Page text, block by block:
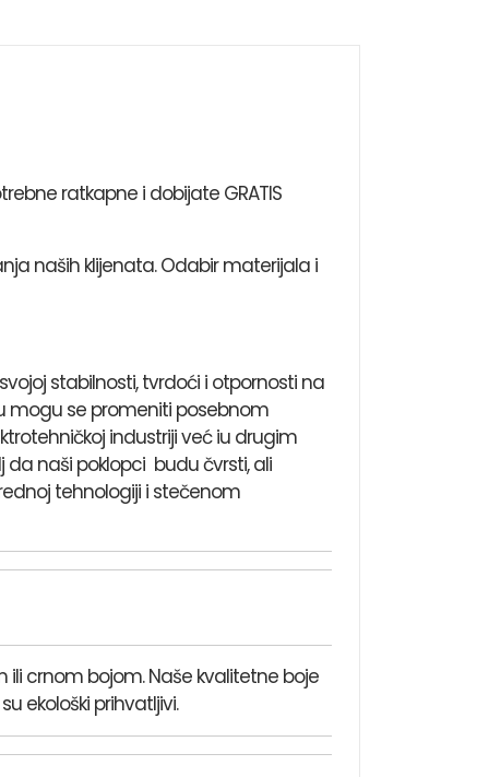
ratkapne i dobijate GRATIS
naših klijenata. Odabir materijala i
stabilnosti, tvrdoći i otpornosti na
mogu se promeniti posebnom
industriji već iu drugim
da naši poklopci budu čvrsti, ali
tehnologiji i stečenom
ili crnom bojom. Naše kvalitetne boje
ekološki prihvatljivi.